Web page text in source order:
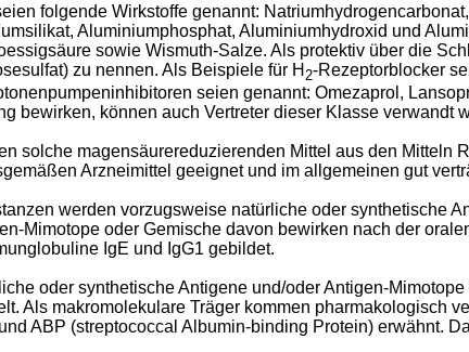
folgende Wirkstoffe genannt:
Aluminiumphosphat, Aluminiumhydroxid und
sowie Wismuth-Salze. Als protektiv über die
zu nennen. Als Beispiele für H 2-Rezeptorblocker
seien genannt: Omezaprol,
bewirken, können auch Vertreter dieser Klasse verwandt
solche magensäurereduzierenden Mittel aus den
Arzneimittel geeignet und im allgemeinen gut
werden vorzugsweise natürliche oder synthetische
Mimotope oder Gemische davon bewirken nach der
IgE und IgG1 gebildet.
oder synthetische Antigene und/oder Antigen-
Als makromolekulare Träger kommen pharmakologisch
ABP (streptococcal Albumin-binding Protein) erwähnt.